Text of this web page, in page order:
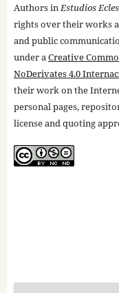
Authors inEstudios
rights over their works
and public
under aCreative
NoDerivates 4.0
their work on the
personal pages,
license and quoting